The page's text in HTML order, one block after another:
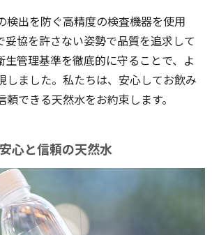
検出を防ぐ高精度の検査機器を使用
妥協を許さない姿勢で品質を追求して
生管理基準を徹底的に守ることで、よ
しました。私たちは、安心してお飲み
できる天然水をお約束します。
安心と信頼の天然水